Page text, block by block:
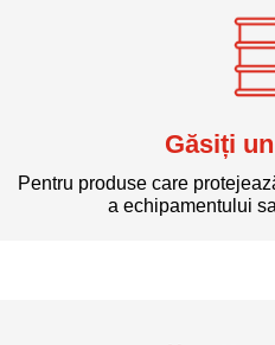
Găsiți
Pentru produse care
a echipamentului